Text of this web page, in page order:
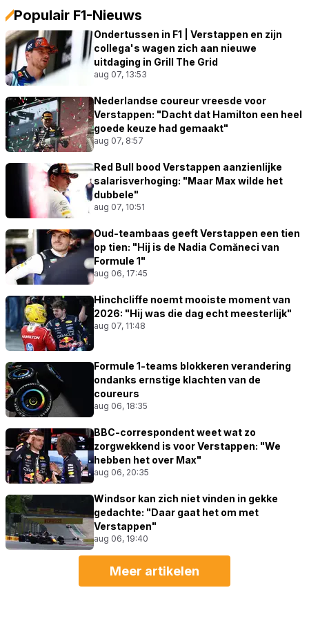
Populair F1-Nieuws
Ondertussen in F1 | Verstappen en zijn
collega's wagen zich aan nieuwe
uitdaging in Grill The Grid
aug 07, 13:53
Nederlandse coureur vreesde voor
Verstappen: "Dacht dat Hamilton een heel
goede keuze had gemaakt"
aug 07, 8:57
Red Bull bood Verstappen aanzienlijke
salarisverhoging: "Maar Max wilde het
dubbele"
aug 07, 10:51
Oud-teambaas geeft Verstappen een tien
op tien: "Hij is de Nadia Comăneci van
Formule 1"
aug 06, 17:45
Hinchcliffe noemt mooiste moment van
2026: "Hij was die dag echt meesterlijk"
aug 07, 11:48
Formule 1-teams blokkeren verandering
ondanks ernstige klachten van de
coureurs
aug 06, 18:35
BBC-correspondent weet wat zo
zorgwekkend is voor Verstappen: "We
hebben het over Max"
aug 06, 20:35
Windsor kan zich niet vinden in gekke
gedachte: "Daar gaat het om met
Verstappen"
aug 06, 19:40
Meer artikelen